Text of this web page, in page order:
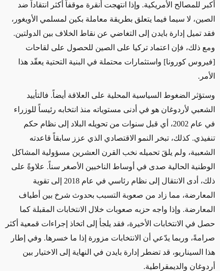
أكبر للمصالح الأمريكية. وإذا انتهجت أنقرة موقفاً أكثر انتقاداً ضد
الصين، لا سيما فيما يتعلق بطريقة معاملة بكين لمسلمي الأويغور ،
فقد تميل إدارة بايدن إلى التغاضي عن نقاط الخلاف بين الدولتين.
ومع ذلك، فإن اعتماد تركيا على الصين للحصول على لقاحات
[فيروس كورونا] واستثمارات محتملة في البنية التحتية يعقّد هذا
الأمر.
وستؤثر الضغوط السياسية المحلية على العلاقة أيضاً. فالتأييد
الشعبي لأردوغان هو في أدنى مستوياته منذ انتخابه رئيساً للوزراء
في عام 2002، أي قبل سنوات من تحويله البلاد إلى نظام حكم
تنفيذي. كذلك، تبخر النمو الاقتصادي الذي عزز سابقاً قاعدته
الشعبية، ولم يلقَ تحميله نخب القرن العشرين مسؤولية المشاكل
الوطنية الحالية صدى في أوساط الناخبين الأصغر سناً. علاوةً على
ذلك، أدى الانتقال إلى نظام رئاسي في عام 2018
إلى تقوية
المعارضة، مما زاد من صعوبة التسبب بحدوث شرخ بين أطياف
المعارضة. وإذا واجه حزبه صعوبات خلال الانتخابات المقبلة كما
حصل في الانتخابات الأخيرة، فقد يلجأ إلى اتخاذ إجراءات قمعية أكثر
صرامةً، وربما يدّعي أن الانتخابات مزورة إذا ما خسرها. وفي إطار
هذا السيناريو، قد تضطر إدارة بايدن في النهاية إلى الاختيار بين
أردوغان والديمقراطية.